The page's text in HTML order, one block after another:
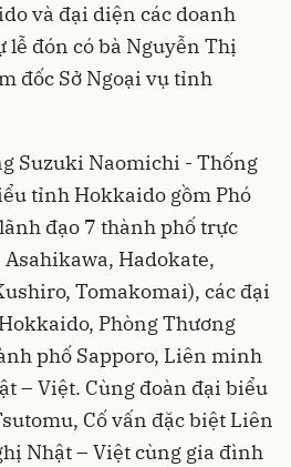
và đại diện các doanh
lễ đón có bà Nguyễn Thị
đốc Sở Ngoại vụ tỉnh
Suzuki Naomichi - Thống
tỉnh Hokkaido gồm Phó
đạo 7 thành phố trực
Hadokate,
Tomakomai), các đại
Phòng Thương
phố Sapporo, Liên minh
– Việt. Cùng đoàn đại biểu
Cố vấn đặc biệt Liên
Nhật – Việt cùng gia đình